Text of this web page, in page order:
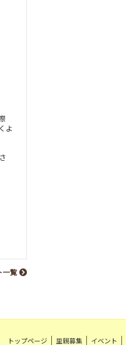
よ
一覧
トップページ 里親募集 イベント